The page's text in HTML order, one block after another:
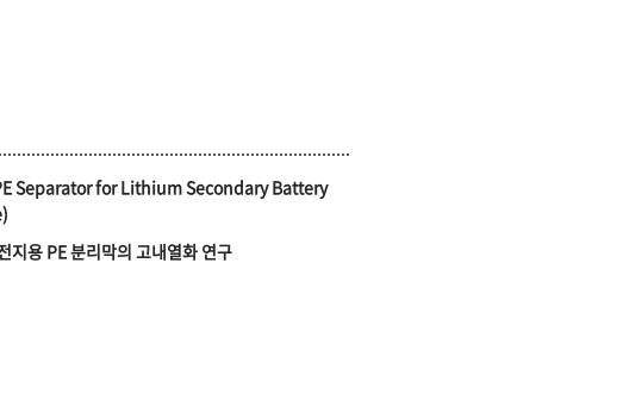
Separator for Lithium Secondary Battery
용 PE 분리막의 고내열화 연구